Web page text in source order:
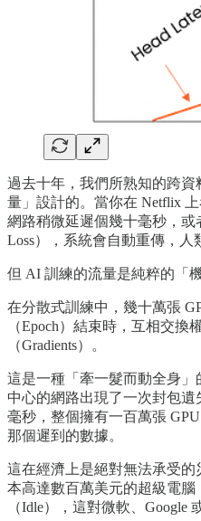
過去十年，我們所熟知的跨
量」設計的。當你在 Netflix 上
網路稍微延遲個幾十毫秒，或
Loss），系統會自動重傳，人
但 AI 訓練的流量是純粹的「
在分散式訓練中，幾十萬張
（Epoch）結束時，互相交換
（Gradients）。
這是一種「牽一髮而動全身
中心的網路出現了一次封包
毫秒，整個擁有一百萬張
那個遲到的數據。
這在經濟上是絕對無法承受
本高達數百萬美元的超級電
（Idle），這對微軟、Google